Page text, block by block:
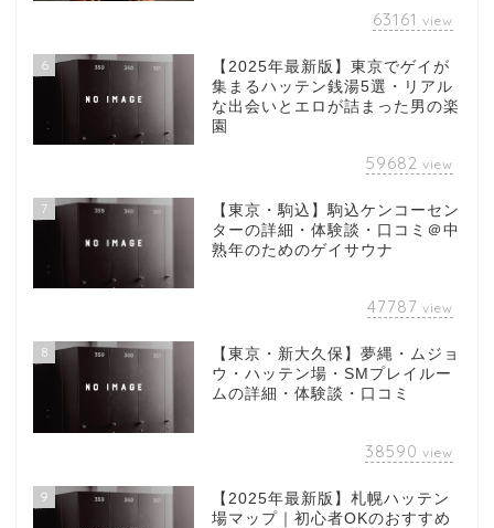
63161 view
6
【2025年最新版】東京でゲイが
集まるハッテン銭湯5選・リアル
な出会いとエロが詰まった男の楽
園
59682 view
7
【東京・駒込】駒込ケンコーセン
ターの詳細・体験談・口コミ＠中
熟年のためのゲイサウナ
47787 view
8
【東京・新大久保】夢縄・ムジョ
ウ・ハッテン場・SMプレイルー
ムの詳細・体験談・口コミ
38590 view
9
【2025年最新版】札幌ハッテン
場マップ｜初心者OKのおすすめ